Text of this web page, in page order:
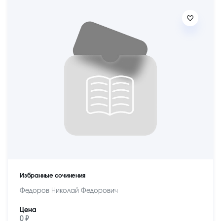
Избранные сочинения
Федоров Николай Федорович
Цена
0 ₽